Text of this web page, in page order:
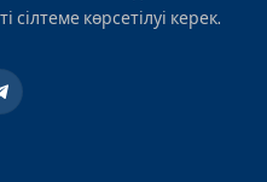
сілтеме көрсетілуі керек.